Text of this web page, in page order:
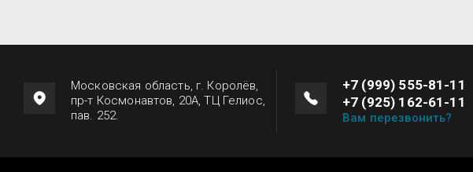
Московская область, г. Королёв,
пр-т Космонавтов, 20А, ТЦ Гелиос,
пав. 252.
+7 (999) 555-81-11
+7 (925) 162-61-11
Вам перезвонить?